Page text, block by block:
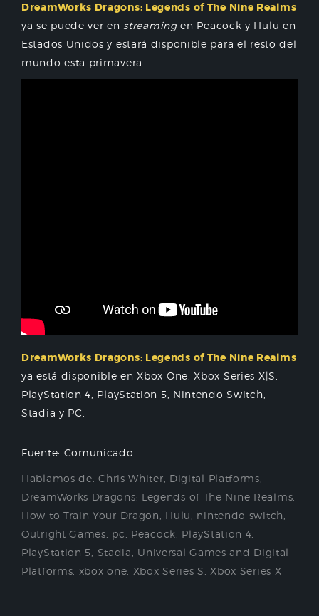
DreamWorks Dragons: Legends of The Nine Realms
ya se puede ver en streamingen Peacock y Hulu en
Estados Unidos y estará disponible para el resto del
mundo esta primavera.
DreamWorks Dragons: Legends of The Nine Realms
ya está disponible en Xbox One, Xbox Series X|S,
PlayStation 4, PlayStation 5, Nintendo Switch,
Stadia y PC.
Fuente: Comunicado
Hablamos de:Chris Whiter Digital Platforms
DreamWorks Dragons: Legends of The Nine Realms
How to Train Your Dragon
Hulu nintendo switch
Outright Games pc Peacock PlayStation 4
PlayStation 5
Stadia
Universal Games and Digital
Platforms xbox one Xbox Series S Xbox Series X